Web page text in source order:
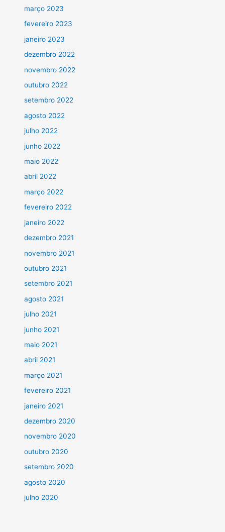
março 2023
fevereiro 2023
janeiro 2023
dezembro 2022
novembro 2022
outubro 2022
setembro 2022
agosto 2022
julho 2022
junho 2022
maio 2022
abril 2022
março 2022
fevereiro 2022
janeiro 2022
dezembro 2021
novembro 2021
outubro 2021
setembro 2021
agosto 2021
julho 2021
junho 2021
maio 2021
abril 2021
março 2021
fevereiro 2021
janeiro 2021
dezembro 2020
novembro 2020
outubro 2020
setembro 2020
agosto 2020
julho 2020